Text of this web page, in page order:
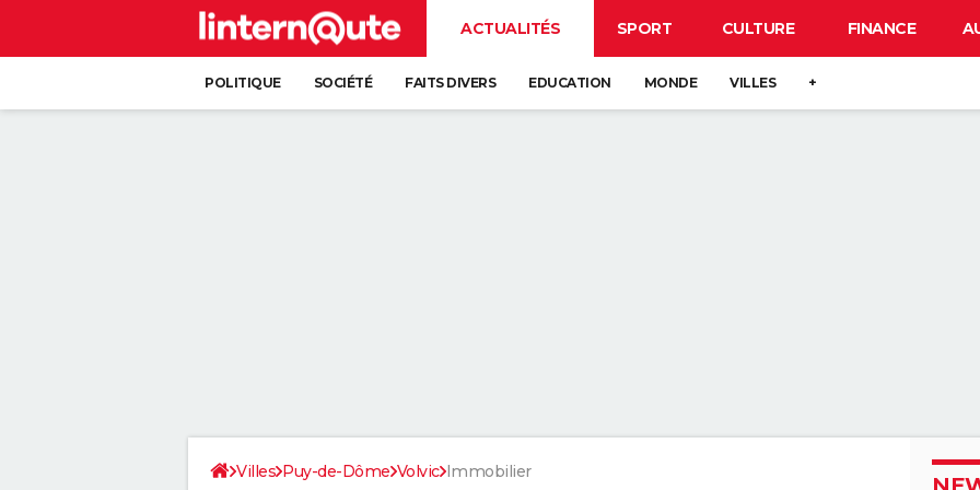
ACTUALITÉS SPORT CULTURE FINANCE
POLITIQUE SOCIÉTÉ FAITS DIVERS EDUCATION MONDE VILLES +
Villes Puy-de-Dôme Volvic Immobilier